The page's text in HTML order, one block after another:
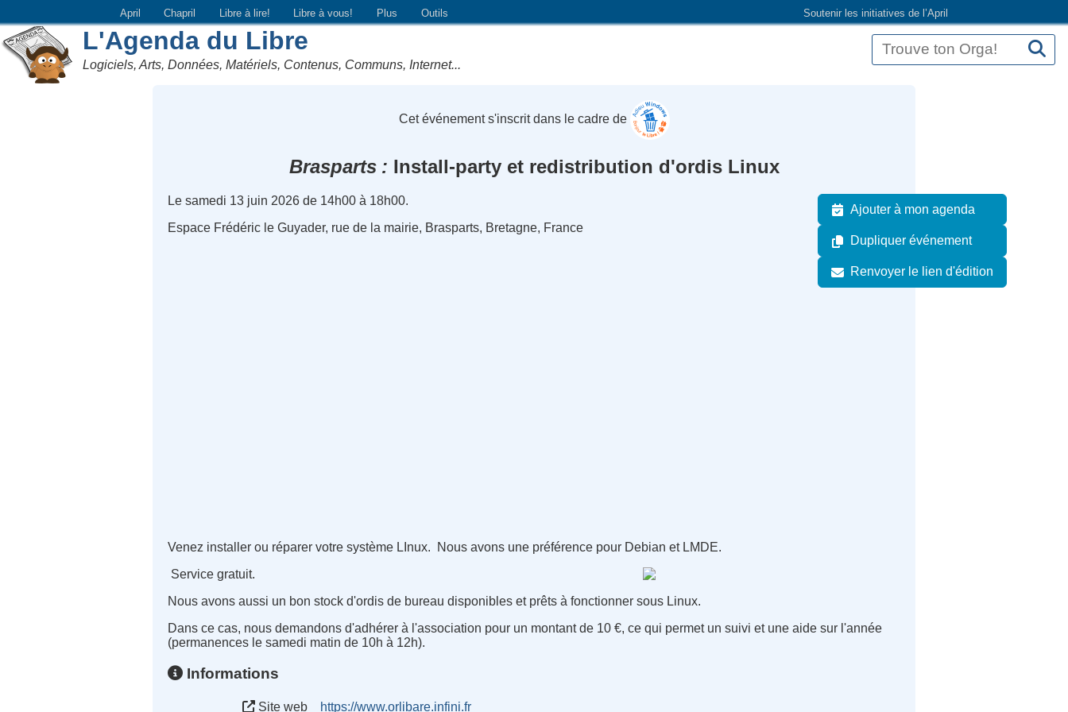
Soutenir les initiatives de l’April
April Chapril Libre à lire! Libre à vous! Plus Outils
L'Agenda du Libre
Logiciels, Arts, Données, Matériels, Contenus, Communs, Internet...
Cet événement s'inscrit dans le cadre de
Brasparts Install-party et redistribution d'ordis Linux
Ajouter à mon agenda
Dupliquer événement
Renvoyer le lien d'édition
Le samedi 13 juin 2026 de 14h00 à 18h00.
Espace Frédéric le Guyader, rue de la mairie, Brasparts, Bretagne, France
Venez installer ou réparer votre système LInux. Nous avons une préférence pour Debian et LMDE.
Service gratuit.
Nous avons aussi un bon stock d'ordis de bureau disponibles et prêts à fonctionner sous Linux.
Dans ce cas, nous demandons d'adhérer à l'association pour un montant de 10 €, ce qui permet un suivi et une aide sur l'année
(permanences le samedi matin de 10h à 12h).
Informations
Site web https://www.orlibare.infini.fr